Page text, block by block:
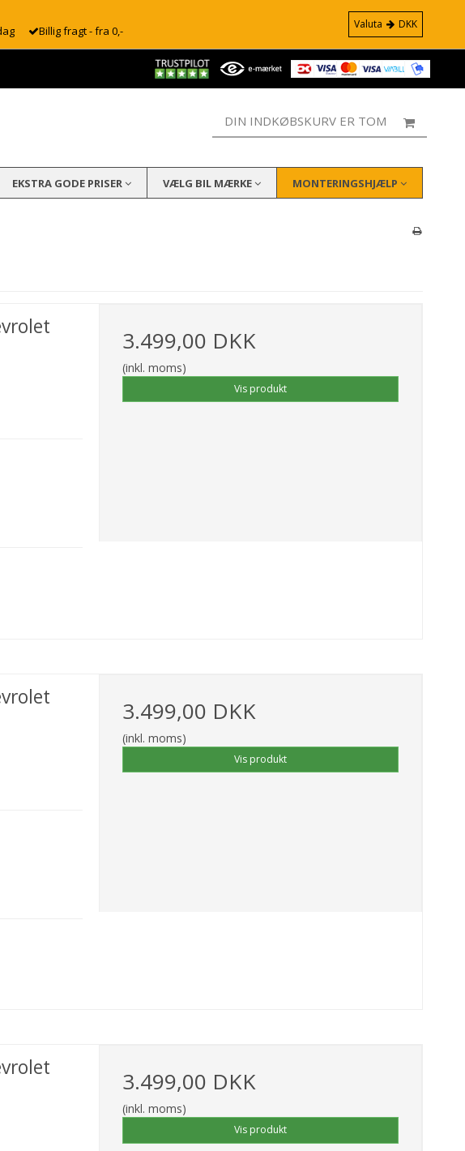
Billig fragt - fra 0,- Valuta DKK
DIN INDKØBSKURV ER TOM
EKSTRA GODE PRISER VÆLG BIL MÆRKE MONTERINGSHJÆLP
3.499,00 DKK
(inkl. moms)
Vis produkt
3.499,00 DKK
(inkl. moms)
Vis produkt
3.499,00 DKK
(inkl. moms)
Vis produkt